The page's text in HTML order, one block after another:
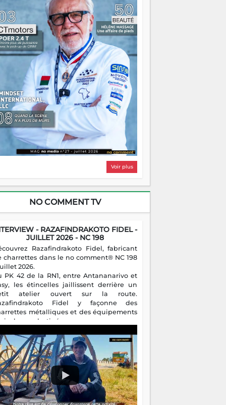
on pourrait s'arrêter là, applaudir et
chez soi satisfait. Mais ce serait
à côté d'une chose essentielle. La
ça brûle fort — et parfois, ça brûle
Une flamme sans direction peut
autant qu'elle peut consumer. C'est
que les aînés entrent en scène — pas
reprendre le gouvernail, mais pour
où sont les récifs. Les jeunes ont la
les vieux ont l'expérience, comme on
Ce n'est pas un combat de générations
c'est une question d'équipage. Partagez
réussites, mais aussi vos échecs. Surtout
échecs, d'ailleurs — ils enseignent
que n'importe quel manuel. À
la barque avance. Il faut juste
que tout le monde rame dans le
Voir plus
NO COMMENT TV
- RAZAFINDRAKOTO FIDEL -
JUILLET 2026 - NC 198
Razafindrakoto Fidel, fabricant
charrettes dans le no comment® NC 198
2026.
PK 42 de la RN1, entre Antananarivo et
les étincelles jaillissent derrière un
atelier ouvert sur la route.
Fidel y façonne des
métalliques et des équipements
destinés aux campagnes
il perpétue un métier discret mais